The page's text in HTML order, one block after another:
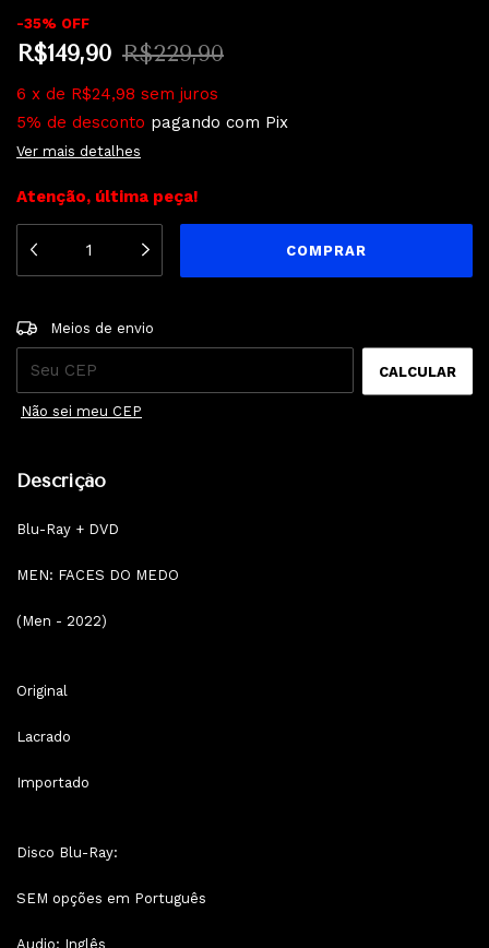
-35% OFF
R$149,90 R$229,90
6 x de R$24,98 sem juros
5% de desconto pagando com Pix
Ver mais detalhes
Atenção, última peça!
Entregas para o CEP:
Meios de envio
CALCULAR
Não sei meu CEP
Descrição
Blu-Ray + DVD
MEN: FACES DO MEDO
(Men - 2022)
Original
Lacrado
Importado
Disco Blu-Ray:
SEM opções em Português
Audio: Inglês